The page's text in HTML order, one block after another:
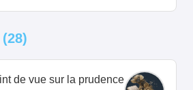
de vue sur la prudence